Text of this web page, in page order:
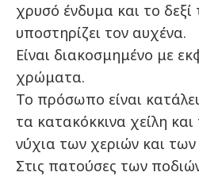
χρυσό ένδυμα και το δεξί
υποστηρίζει τον αυχένα.
Είναι διακοσμημένο με
χρώματα.
Το πρόσωπο είναι
τα κατακόκκινα χείλη
νύχια των χεριών και
Στις πατούσες των